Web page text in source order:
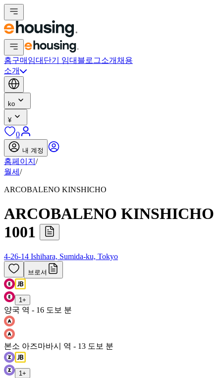
홈구매 임대 단기 임대 블로그소개 채용
소개
ko
¥
0
내 계정
홈페이지 /
월세 /
ARCOBALENO KINSHICHO
ARCOBALENO KINSHICHO
1001
4-26-14 Ishihara, Sumida-ku, Tokyo
브로셔
1 +
양국 역 - 16 도보 분
본소 아즈마바시 역 - 13 도보 분
1 +